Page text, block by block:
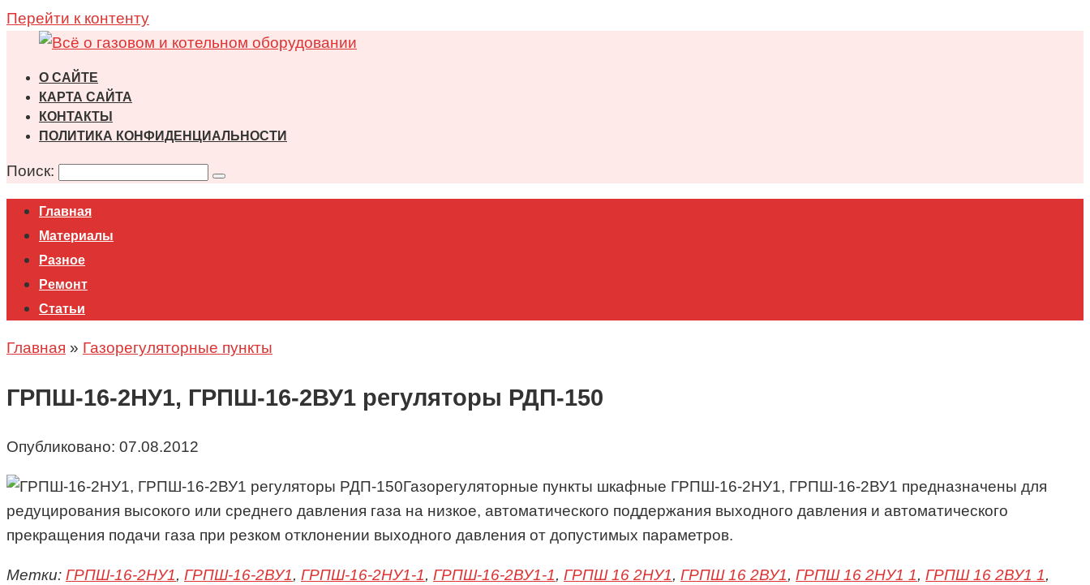
Перейти к контенту
О САЙТЕ
КАРТА САЙТА
КОНТАКТЫ
ПОЛИТИКА КОНФИДЕНЦИАЛЬНОСТИ
Поиск:
Главная
Материалы
Разное
Ремонт
Статьи
Главная » Газорегуляторные пункты
ГРПШ-16-2НУ1, ГРПШ-16-2ВУ1 регуляторы РДП-150
Опубликовано: 07.08.2012
Газорегуляторные пункты шкафные ГРПШ-16-2НУ1, ГРПШ-16-2ВУ1 предназначены для
редуцирования высокого или среднего давления газа на низкое, автоматического поддержания выходного давления и автоматического
прекращения подачи газа при резком отклонении выходного давления от допустимых параметров.
Метки: ГРПШ-16-2НУ1, ГРПШ-16-2ВУ1, ГРПШ-16-2НУ1-1, ГРПШ-16-2ВУ1-1, ГРПШ 16 2НУ1, ГРПШ 16 2ВУ1, ГРПШ 16 2НУ1 1, ГРПШ 16 2ВУ1 1,